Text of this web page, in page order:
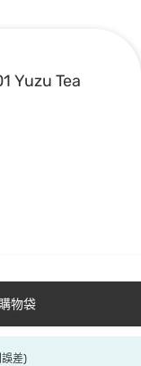
Yuzu Tea
物袋
差)